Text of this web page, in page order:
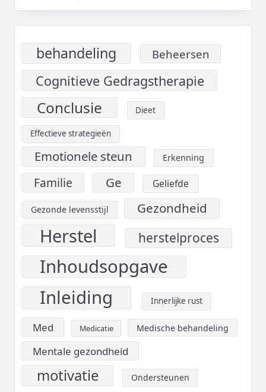
behandeling Beheersen
Cognitieve Gedragstherapie
Conclusie Dieet
Effectieve strategieën
Emotionele steun Erkenning
Familie Ge Geliefde
Gezonde levensstijl Gezondheid
Herstel herstelproces
Inhoudsopgave
Inleiding
Innerlijke rust
Med Medicatie Medische behandeling
Mentale gezondheid
motivatie Ondersteunen